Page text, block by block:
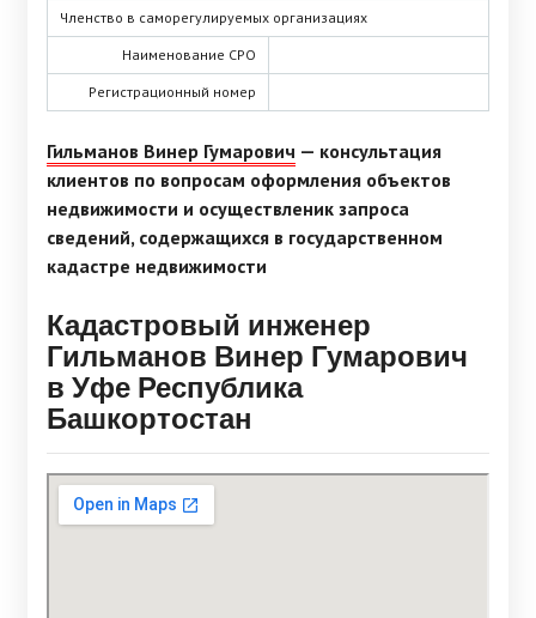
Членство в саморегулируемых организациях
Наименование СРО
Регистрационный номер
Гильманов Винер Гумарович — консультация
клиентов по вопросам оформления объектов
недвижимости и осуществленик запроса
сведений, содержащихся в государственном
кадастре недвижимости
Кадастровый инженер
Гильманов Винер Гумарович
в Уфе Республика
Башкортостан